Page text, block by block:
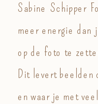
Sabine Schipper
meer energie dan
op de foto te
Dit levert
en waar je met